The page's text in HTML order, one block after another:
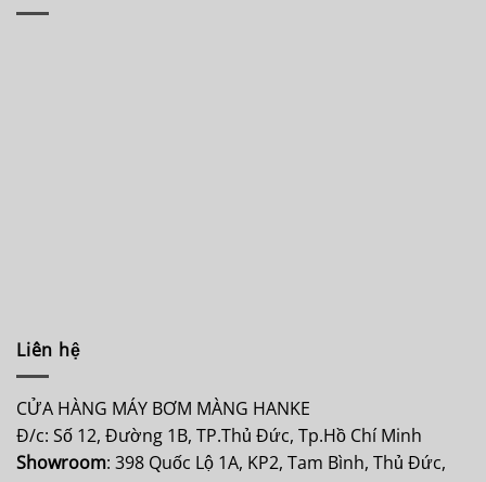
Liên hệ
CỬA HÀNG MÁY BƠM MÀNG HANKE
Đ/c: Số 12, Đường 1B, TP.Thủ Đức, Tp.Hồ Chí Minh
Showroom: 398 Quốc Lộ 1A, KP2, Tam Bình, Thủ Đức,